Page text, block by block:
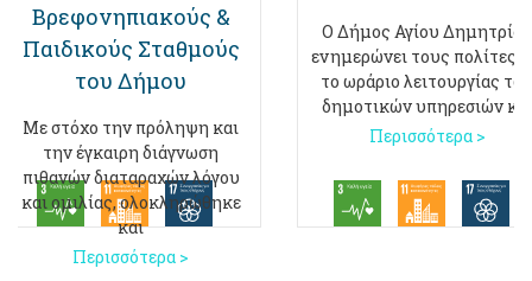
Βρεφονηπιακούς &
Παιδικούς Σταθμούς
του Δήμου
Με στόχο την πρόληψη και
την έγκαιρη διάγνωση
πιθανών διαταραχών λόγου
και ομιλίας, ολοκληρώθηκε
και
Περισσότερα >
Ο Δήμος Αγίου Δημητρίου
ενημερώνει τους πολίτες
το ωράριο λειτουργίας
δημοτικών υπηρεσιών και
Περισσότερα >